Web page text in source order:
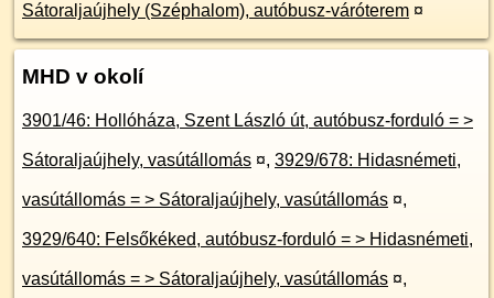
Sátoraljaújhely (Széphalom), autóbusz-váróterem ¤
MHD v okolí
3901/46: Hollóháza, Szent László út, autóbusz-forduló = >
Sátoraljaújhely, vasútállomás ¤, 3929/678: Hidasnémeti,
vasútállomás = > Sátoraljaújhely, vasútállomás ¤,
3929/640: Felsőkéked, autóbusz-forduló = > Hidasnémeti,
vasútállomás = > Sátoraljaújhely, vasútállomás ¤,